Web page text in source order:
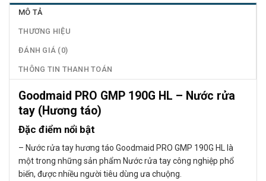
MÔ TẢ
THƯƠNG HIỆU
ĐÁNH GIÁ (0)
THÔNG TIN THANH TOÁN
Goodmaid PRO GMP 190G HL – Nước rửa
tay (Hương táo)
Đặc điểm nổi bật
– Nước rửa tay hương táo Goodmaid PRO GMP 190G HL là
một trong những sản phẩm Nước rửa tay công nghiệp phổ
biến, được nhiều người tiêu dùng ưa chuộng.